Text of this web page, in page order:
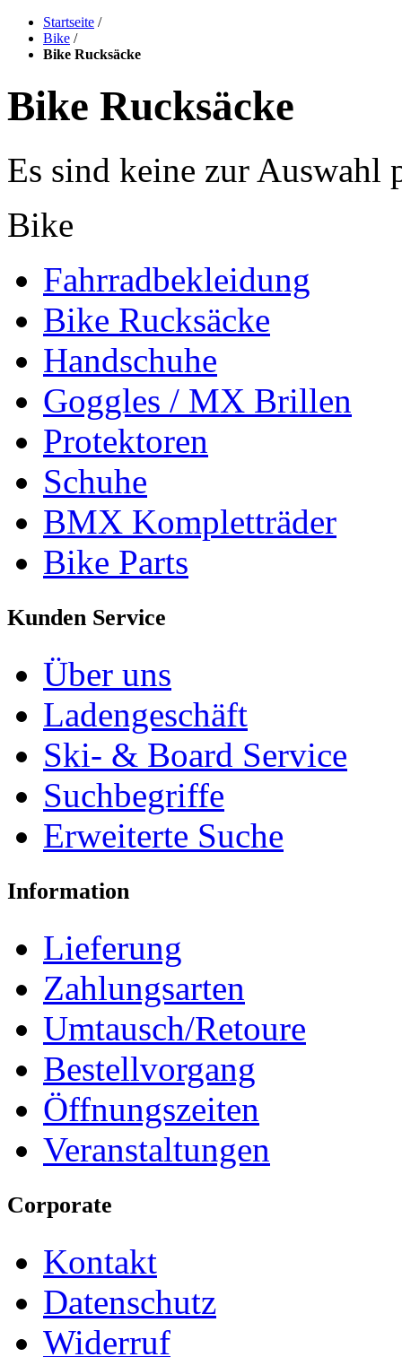
Startseite /
Bike /
Bike Rucksäcke
Bike Rucksäcke
Es sind keine zur Auswahl
Bike
Fahrradbekleidung
Bike Rucksäcke
Handschuhe
Goggles / MX Brillen
Protektoren
Schuhe
BMX Kompletträder
Bike Parts
Kunden Service
Über uns
Ladengeschäft
Ski- & Board Service
Suchbegriffe
Erweiterte Suche
Information
Lieferung
Zahlungsarten
Umtausch/Retoure
Bestellvorgang
Öffnungszeiten
Veranstaltungen
Corporate
Kontakt
Datenschutz
Widerruf